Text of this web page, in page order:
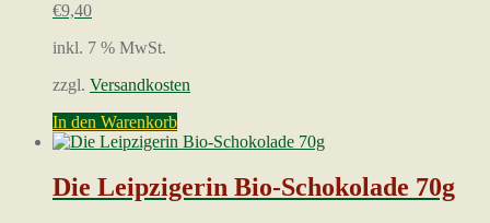
€9,40
inkl. 7 % MwSt.
zzgl. Versandkosten
In den Warenkorb
Die Leipzigerin Bio-Schokolade 70g